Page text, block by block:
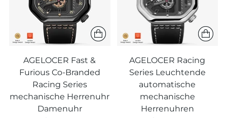
AGELOCER Fast &
Furious Co-Branded
Racing Series
mechanische Herrenuhr
Damenuhr
AGELOCER Racing
Series Leuchtende
automatische
mechanische
Herrenuhren